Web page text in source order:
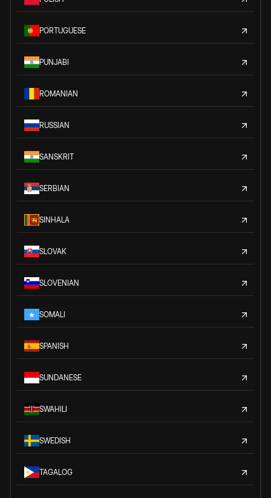
PORTUGUESE
PUNJABI
ROMANIAN
RUSSIAN
SANSKRIT
SERBIAN
SINHALA
SLOVAK
SLOVENIAN
SOMALI
SPANISH
SUNDANESE
SWAHILI
SWEDISH
TAGALOG